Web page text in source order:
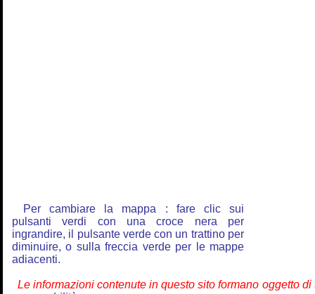
Per cambiare la mappa : fare clic sui
pulsanti verdi con una croce nera per
ingrandire, il pulsante verde con un trattino per
diminuire, o sulla freccia verde per le mappe
adiacenti.
Le informazioni contenute in questo sito formano oggetto